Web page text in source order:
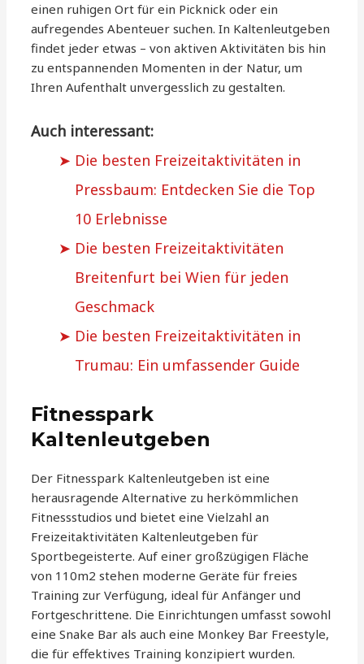
einen ruhigen Ort für ein Picknick oder ein
aufregendes Abenteuer suchen. In Kaltenleutgeben
findet jeder etwas – von aktiven Aktivitäten bis hin
zu entspannenden Momenten in der Natur, um
Ihren Aufenthalt unvergesslich zu gestalten.
Auch interessant:
Die besten Freizeitaktivitäten in
Pressbaum: Entdecken Sie die Top
10 Erlebnisse
Die besten Freizeitaktivitäten
Breitenfurt bei Wien für jeden
Geschmack
Die besten Freizeitaktivitäten in
Trumau: Ein umfassender Guide
Fitnesspark
Kaltenleutgeben
Der Fitnesspark Kaltenleutgeben ist eine
herausragende Alternative zu herkömmlichen
Fitnessstudios und bietet eine Vielzahl an
Freizeitaktivitäten Kaltenleutgeben für
Sportbegeisterte. Auf einer großzügigen Fläche
von 110m2 stehen moderne Geräte für freies
Training zur Verfügung, ideal für Anfänger und
Fortgeschrittene. Die Einrichtungen umfasst sowohl
eine Snake Bar als auch eine Monkey Bar Freestyle,
die für effektives Training konzipiert wurden.